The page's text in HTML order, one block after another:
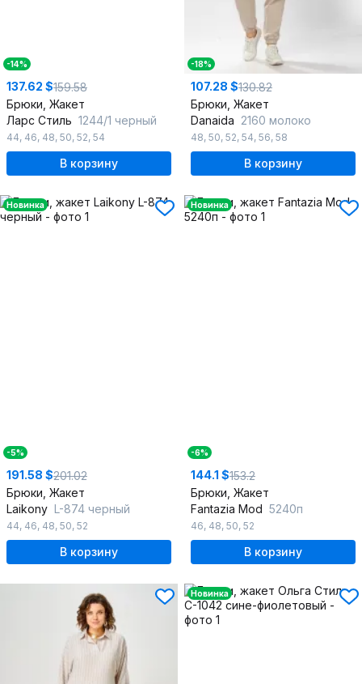
-14%
137.62 $159.58
Брюки, Жакет
Ларс Стиль 1244/1 черный
44, 46, 48, 50, 52, 54
В корзину
-18%
107.28 $130.82
Брюки, Жакет
Danaida 2160 молоко
48, 50, 52, 54, 56, 58
В корзину
Новинка
-5%
191.58 $201.02
Брюки, Жакет
Laikony L-874 черный
44, 46, 48, 50, 52
В корзину
Новинка
-6%
144.1 $153.2
Брюки, Жакет
Fantazia Mod 5240п
46, 48, 50, 52
В корзину
Новинка